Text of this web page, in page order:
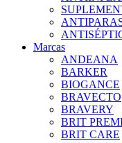
Marcas
ANDEANA
BARKER
BIOGANCE
BRAVECTO
BRAVERY
BRIT
BRIT CARE